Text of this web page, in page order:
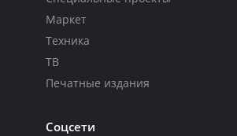
Маркет
Техника
ТВ
Печатные издания
Соцсети